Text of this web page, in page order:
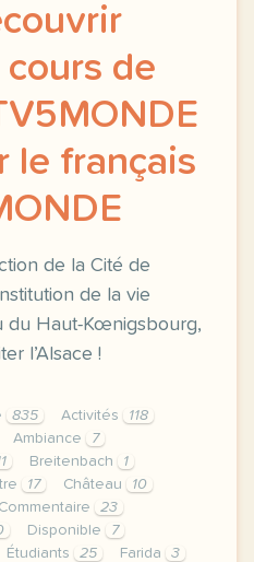
cours de
le français
de la Cité de
de la vie
du Haut-Kœnigsbourg,
l’Alsace !
835 Activités
118
Ambiance
7
Breitenbach
1
17 Château
10
Commentaire
23
Disponible
7
Étudiants 25 Farida
3